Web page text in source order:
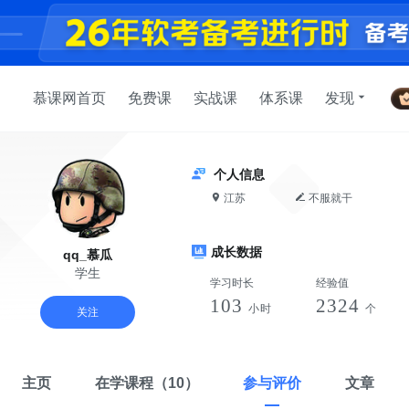
慕课网首页 免费课 实战课 体系课 发现
qq_慕瓜
学生
关注
个人信息
江苏 不服就干
成长数据
学习时长
103 小时
经验值
2324 个
主页 在学课程 （10） 参与评价 文章